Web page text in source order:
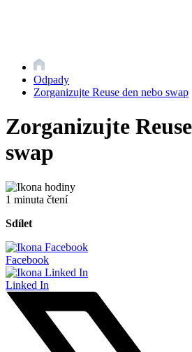
Odpady
Zorganizujte Reuse den nebo swap
Zorganizujte
swap
1 minuta čtení
Sdílet
Facebook
Linked In